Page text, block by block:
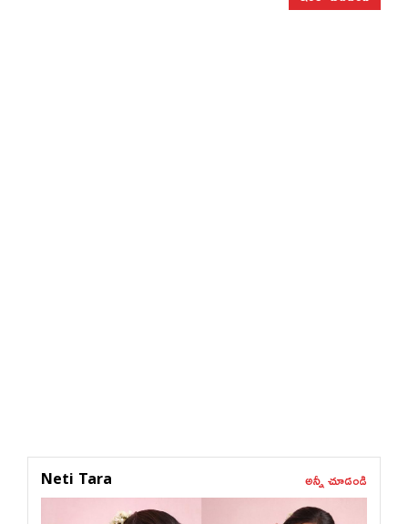
Neti Tara అన్నీ చూడండి